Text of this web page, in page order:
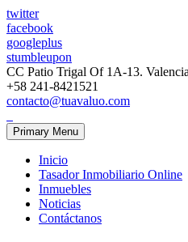
twitter
facebook
googleplus
stumbleupon
CC Patio Trigal Of 1A-13.
+58 241-8421521
contacto@tuavaluo.com
Primary Menu
Inicio
Tasador Inmobiliario Online
Inmuebles
Noticias
Contáctanos